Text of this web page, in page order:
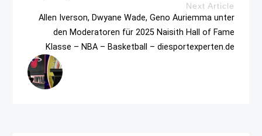
Next Article
Allen Iverson, Dwyane Wade, Geno Auriemma unter
den Moderatoren für 2025 Naisith Hall of Fame
Klasse – NBA – Basketball – diesportexperten.de